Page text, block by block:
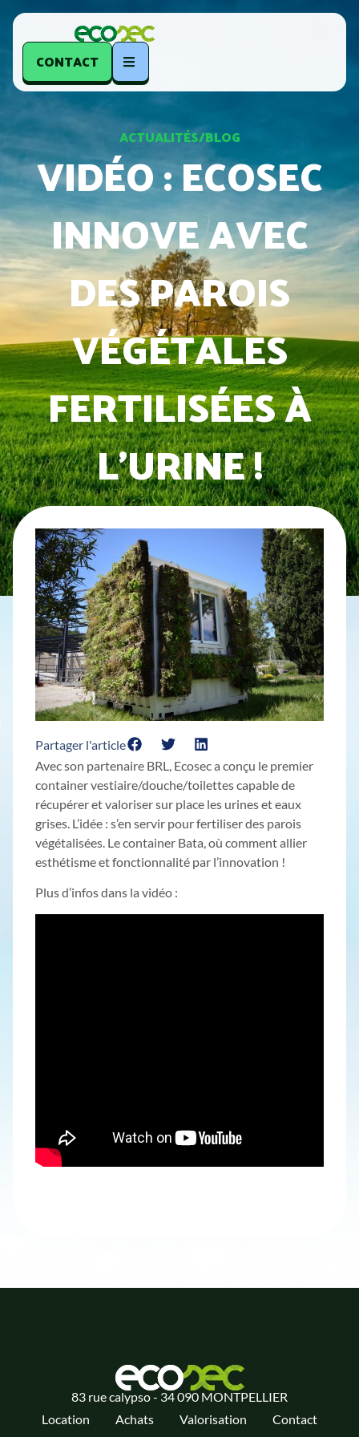
CONTACT
ACTUALITÉS/BLOG
VIDÉO : ECOSEC
INNOVE AVEC
DES PAROIS
VÉGÉTALES
FERTILISÉES À
L’URINE !
Partager l'article
Avec son partenaire BRL, Ecosec a conçu le premier
container vestiaire/douche/toilettes capable de
récupérer et valoriser sur place les urines et eaux
grises. L’idée : s’en servir pour fertiliser des parois
végétalisées. Le container Bata, où comment allier
esthétisme et fonctionnalité par l’innovation !
Plus d’infos dans la vidéo :
83 rue calypso - 34 090 MONTPELLIER
Location
Achats Valorisation Contact